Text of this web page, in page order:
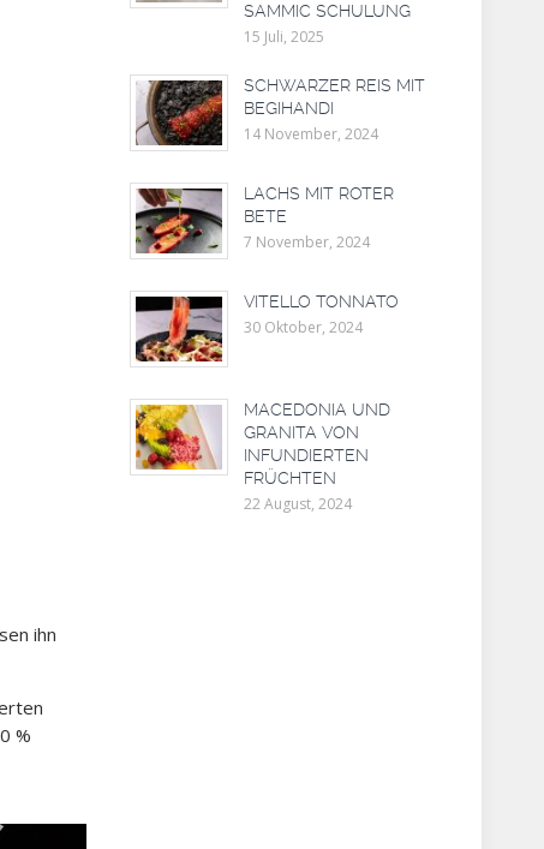
ihn
%
SAMMIC SCHULUNG
15 Juli, 2025
SCHWARZER REIS MIT
BEGIHANDI
14 November, 2024
LACHS MIT ROTER
BETE
7 November, 2024
VITELLO TONNATO
30 Oktober, 2024
MACEDONIA UND
GRANITA VON
INFUNDIERTEN
FRÜCHTEN
22 August, 2024